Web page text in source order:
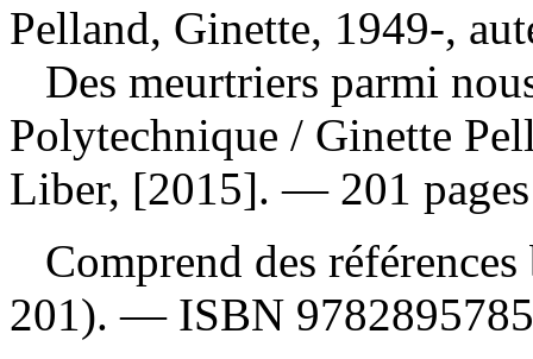
Pelland, Ginette, 1949-,
Des meurtriers parmi
Polytechnique / Ginette
Liber, [2015]. — 201
Comprend des
201). — ISBN